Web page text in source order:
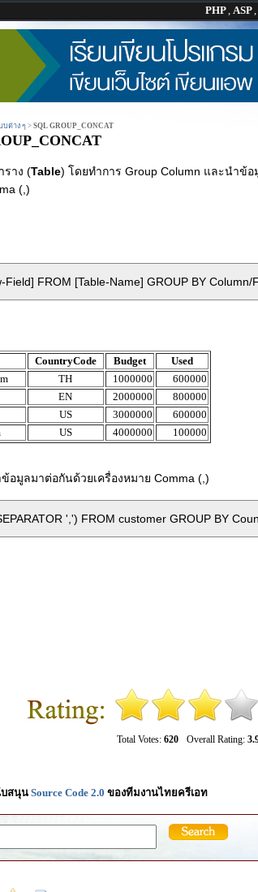
PHP, ASP,
บต่าง ๆ> SQL GROUP_CONCAT
ราง (Table) โดยทำการ Group Column และนำข้อ
(,)
Field] FROM [Table-Name] GROUP BY Column/
CountryCode Budget
Used
TH 1000000
600000
EN 2000000
800000
US 3000000
600000
US 4000000 100000
มูลมาต่อกันด้วยเครื่องหมาย Comma (,)
',') FROM customer GROUP BY
Total Votes: 620 Overall Rating:
บสนุน Source Code 2.0 ของทีมงานไทยครีเอท